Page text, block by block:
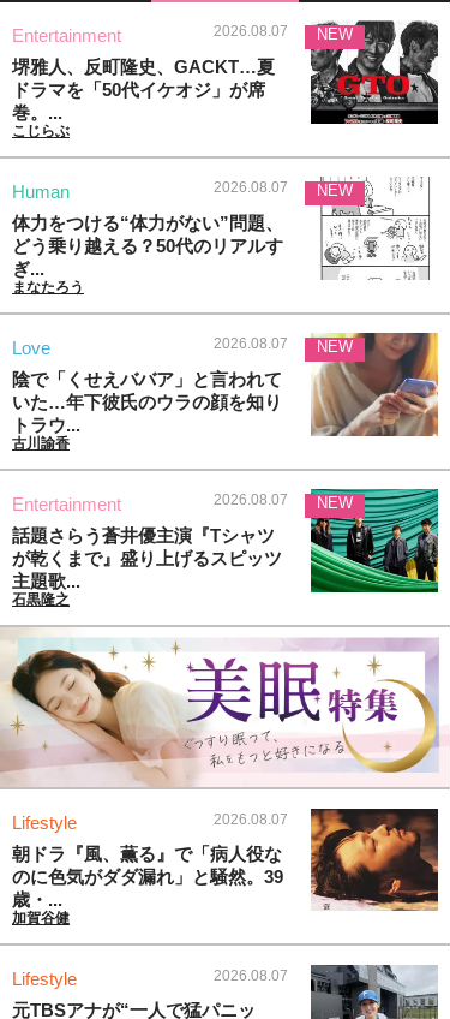
Entertainment 2026.08.07
堺雅人、反町隆史、GACKT…夏
ドラマを「50代イケオジ」が席
巻。...
こじらぶ
NEW
Human 2026.08.07
体力をつける“体力がない”問題、
どう乗り越える？50代のリアルす
ぎ...
まなたろう
NEW
Love 2026.08.07
陰で「くせえババア」と言われて
いた…年下彼氏のウラの顔を知り
トラウ...
古川諭香
NEW
Entertainment 2026.08.07
話題さらう蒼井優主演『Tシャツ
が乾くまで』盛り上げるスピッツ
主題歌...
石黒隆之
NEW
Lifestyle 2026.08.07
朝ドラ『風、薫る』で「病人役な
のに色気がダダ漏れ」と騒然。39
歳・...
加賀谷健
Lifestyle 2026.08.07
元TBSアナが“一人で猛パニッ